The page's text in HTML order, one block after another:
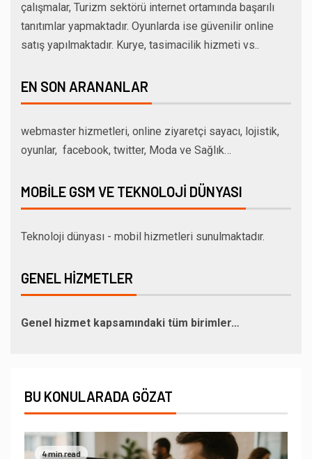
çalışmalar, Turizm sektörü internet ortamında başarılı
tanıtımlar yapmaktadır. Oyunlarda ise güvenilir online
satış yapılmaktadır. Kurye, tasimacilik hizmeti vs..
EN SON ARANANLAR
webmaster hizmetleri, online ziyaretçi sayacı, lojistik,
oyunlar, facebook, twitter, Moda ve Sağlık…
MOBILE GSM VE TEKNOLOJI DÜNYASI
Teknoloji dünyası - mobil hizmetleri sunulmaktadır.
GENEL HIZMETLER
Genel hizmet kapsamındaki tüm birimler…
BU KONULARADA GÖZAT
4 min read